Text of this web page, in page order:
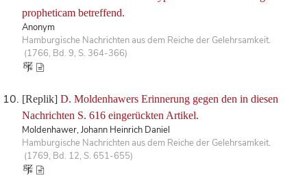
propheticam betreffend.
Anonym
Hamburgische Nachrichten aus dem Reiche der Gelehrsamkeit.
(1766, Bd. 9, S. 364-366)
[Replik] D. Moldenhawers Erinnerung gegen den in diesen
Nachrichten S. 616 eingerückten Artikel.
Moldenhawer, Johann Heinrich Daniel
Hamburgische Nachrichten aus dem Reiche der Gelehrsamkeit.
(1769, Bd. 12, S. 651-655)